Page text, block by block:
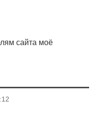
сайта моё